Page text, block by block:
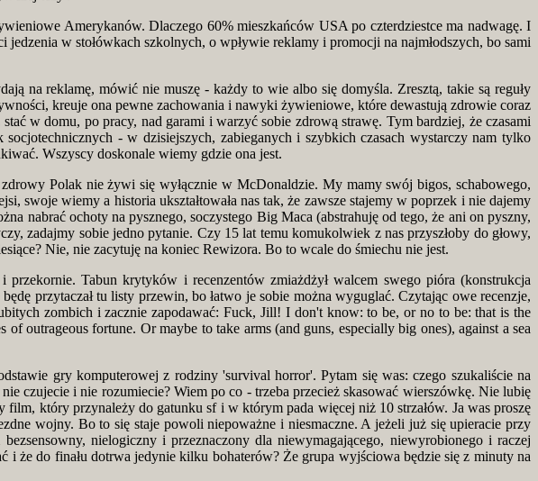
Amerykanów. Dlaczego 60% mieszkańców USA po czterdziestce ma nadwagę. I
w stołówkach szkolnych, o wpływie reklamy i promocji na najmłodszych, bo sami
na reklamę, mówić nie muszę - każdy to wie albo się domyśla. Zresztą, takie są reguły
kreuje ona pewne zachowania i nawyki żywieniowe, które dewastują zdrowie coraz
w domu, po pracy, nad garami i warzyć sobie zdrową strawę. Tym bardziej, że czasami
- w dzisiejszych, zabieganych i szybkich czasach wystarczy nam tylko
Wszyscy doskonale wiemy gdzie ona jest.
Polak nie żywi się wyłącznie w McDonaldzie. My mamy swój bigos, schabowego,
swoje wiemy a historia ukształtowała nas tak, że zawsze stajemy w poprzek i nie dajemy
nabrać ochoty na pysznego, soczystego Big Maca (abstrahuję od tego, że ani on pyszny,
zadajmy sobie jedno pytanie. Czy 15 lat temu komukolwiek z nas przyszłoby do głowy,
Nie, nie zacytuję na koniec Rewizora. Bo to wcale do śmiechu nie jest.
Tabun krytyków i recenzentów zmiażdżył walcem swego pióra (konstrukcja
przytaczał tu listy przewin, bo łatwo je sobie można wyguglać. Czytając owe recenzje,
zombich i zacznie zapodawać: Fuck, Jill! I don't know: to be, or no to be: that is the
outrageous fortune. Or maybe to take arms (and guns, especially big ones), against a sea
gry komputerowej z rodziny 'survival horror'. Pytam się was: czego szukaliście na
czujecie i nie rozumiecie? Wiem po co - trzeba przecież skasować wierszówkę. Nie lubię
który przynależy do gatunku sf i w którym pada więcej niż 10 strzałów. Ja was proszę
wojny. Bo to się staje powoli niepoważne i niesmaczne. A jeżeli już się upieracie przy
nielogiczny i przeznaczony dla niewymagającego, niewyrobionego i raczej
że do finału dotrwa jedynie kilku bohaterów? Że grupa wyjściowa będzie się z minuty na